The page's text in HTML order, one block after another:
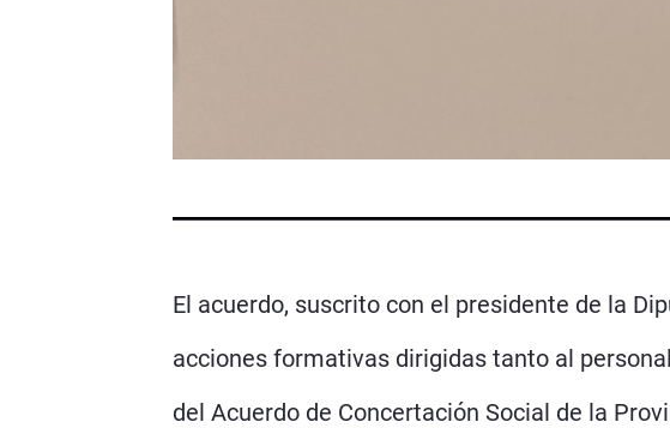
El acuerdo, suscrito con el presidente de la
acciones formativas dirigidas tanto al
del Acuerdo de Concertación Social de la